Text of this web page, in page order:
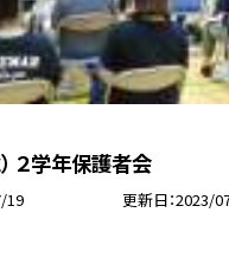
２学年保護者会
19 更新日 2023/